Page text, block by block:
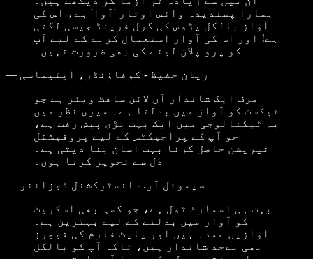
ہمارا پسندیدہ وائس اوتار 'آوا' ہے، اس کی
آواز بالکل پڑوس کی گرل فرینڈ جیسی لگتی
ہے! اور اس کی آواز استعمال کرنے کے لیے آپ
کو پرو پلان لینے کی بھی ضرورت نہیں۔
— ریان حفیظ - کوفاؤنڈر، اپٹیماسی
مرف ایک شاندار آن لائن سافٹ ویئر ہے جو
ٹیکسٹ کو آواز میں بدلتا ہے۔ میری نظر میں
یہ ٹیکنالوجی میں ایک بہت بڑی پیش رفت ہے،
جو آپ کے پراجیکٹس کے لیے پروفیشنل
نیریشن حاصل کرنا بہت آسان بنا دیتی ہے۔
دل سے تجویز کرتا ہوں۔
— سیموئل آر. - انسٹرکشنل ڈیزائنر
بہت ہی اسمارٹ ٹول ہے، جو کسی بھی اسکرپٹ
کو آواز میں بدلنے کے لیے بہترین ہے۔
آوازیں عمدہ ہیں اور پلیٹ فارم کی فیچرز
بھی بےحد شاندار ہیں، تاکہ آپ کو بالکل